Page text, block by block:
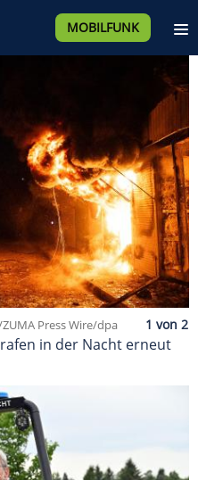
MOBILFUNK
Press Wire/dpa
in der Nacht erneut